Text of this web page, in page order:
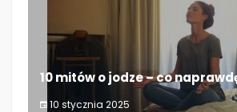
10 mitów o jodze – co
10 stycznia 2025